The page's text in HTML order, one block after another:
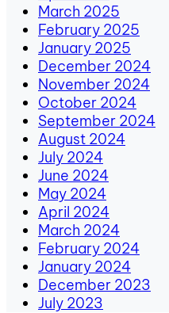
March 2025
February 2025
January 2025
December 2024
November 2024
October 2024
September 2024
August 2024
July 2024
June 2024
May 2024
April 2024
March 2024
February 2024
January 2024
December 2023
July 2023